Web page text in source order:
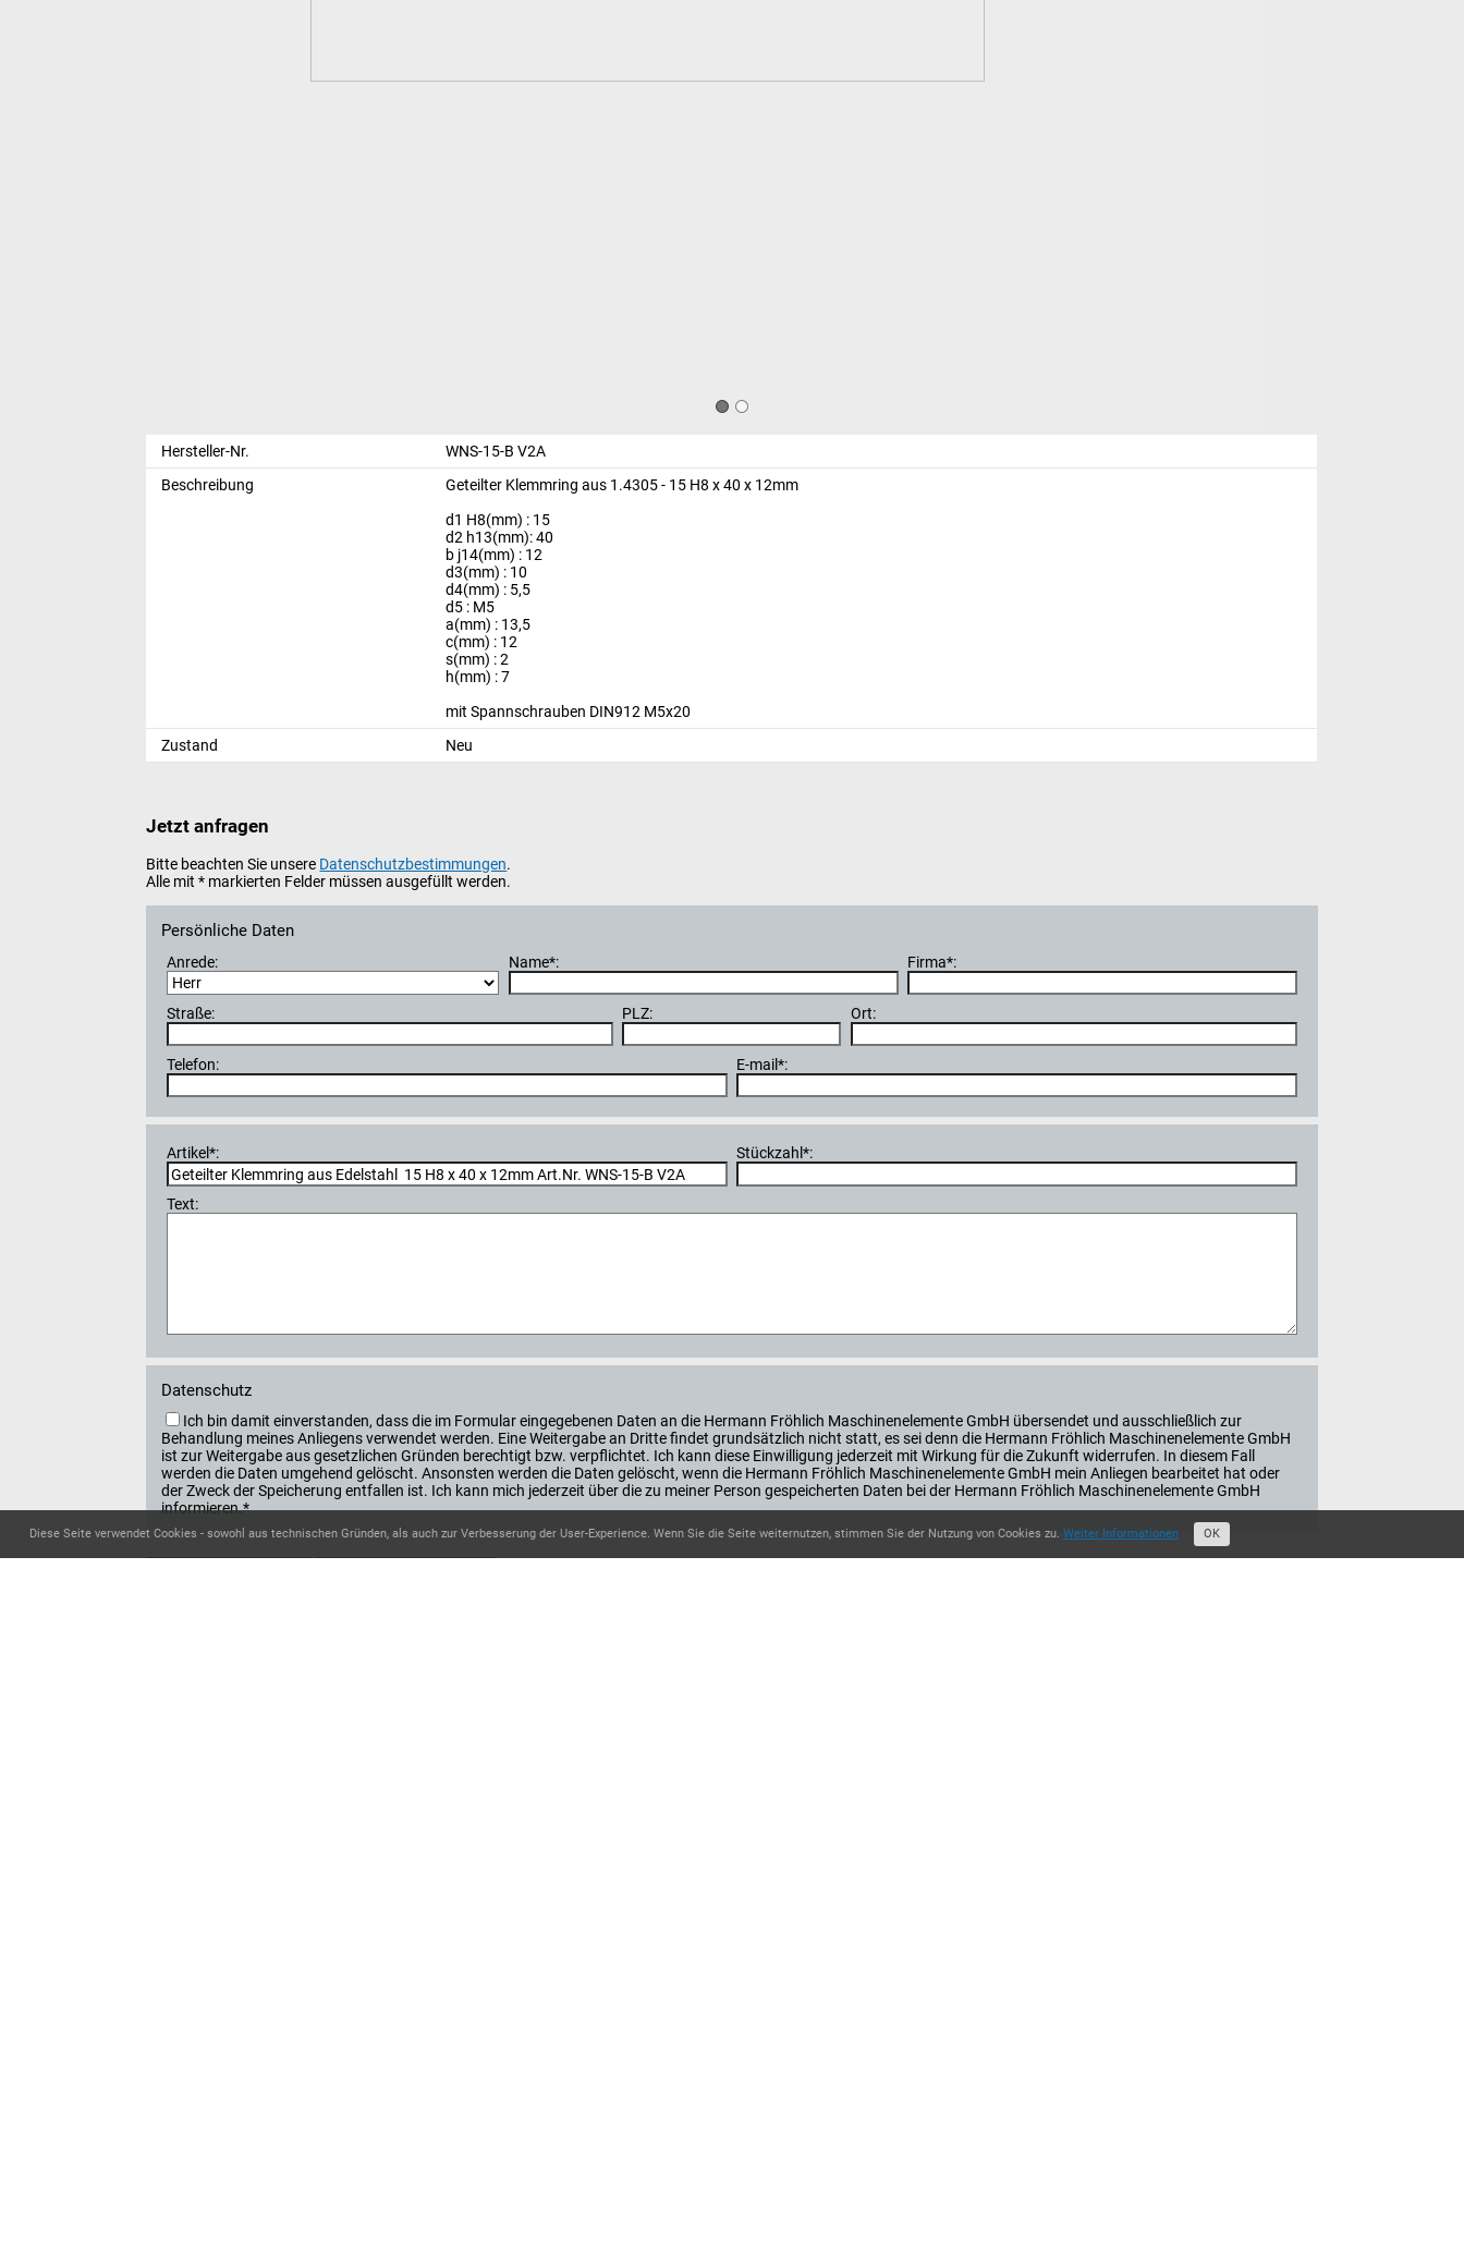
Hersteller-Nr.
WNS-15-B V2A
Beschreibung
Geteilter Klemmring aus 1.4305 - 15 H8 x 40 x 12mm
d1 H8(mm) : 15
d2 h13(mm): 40
b j14(mm) : 12
d3(mm) : 10
d4(mm) : 5,5
d5 : M5
a(mm) : 13,5
c(mm) : 12
s(mm) : 2
h(mm) : 7
mit Spannschrauben DIN912 M5x20
Zustand
Neu
Jetzt anfragen
Bitte beachten Sie unsere Datenschutzbestimmungen.
Alle mit * markierten Felder müssen ausgefüllt werden.
Persönliche Daten
Anrede: Name*: Firma*:
Straße: PLZ: Ort:
Telefon: E-mail*:
Artikel*: Stückzahl*:
Text:
Datenschutz
Ich bin damit einverstanden, dass die im Formular eingegebenen Daten an die Hermann Fröhlich Maschinenelemente GmbH übersendet und ausschließlich zur
Behandlung meines Anliegens verwendet werden. Eine Weitergabe an Dritte findet grundsätzlich nicht statt, es sei denn die Hermann Fröhlich Maschinenelemente GmbH
ist zur Weitergabe aus gesetzlichen Gründen berechtigt bzw. verpflichtet. Ich kann diese Einwilligung jederzeit mit Wirkung für die Zukunft widerrufen. In diesem Fall
werden die Daten umgehend gelöscht. Ansonsten werden die Daten gelöscht, wenn die Hermann Fröhlich Maschinenelemente GmbH mein Anliegen bearbeitet hat oder
der Zweck der Speicherung entfallen ist. Ich kann mich jederzeit über die zu meiner Person gespeicherten Daten bei der Hermann Fröhlich Maschinenelemente GmbH
informieren.*
Diese Seite verwendet Cookies - sowohl aus technischen Gründen, als auch zur Verbesserung der User-Experience. Wenn Sie die Seite weiternutzen, stimmen Sie der Nutzung von Cookies zu. Weiter Informationen OK